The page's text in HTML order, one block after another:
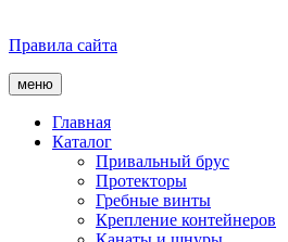
Правила сайта
меню
Главная
Каталог
Привальный брус
Протекторы
Гребные винты
Крепление контейнеров